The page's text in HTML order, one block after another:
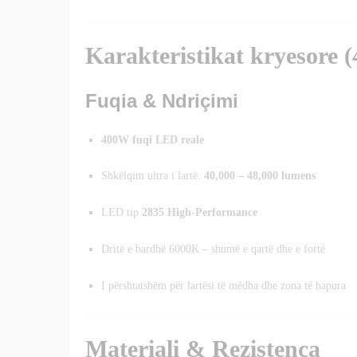
Karakteristikat kryesore
Fuqia & Ndriçimi
400W fuqi LED reale
Shkëlqim ultra i lartë: 40,000 – 48,000 lumens
LED tip 2835 High-Performance
Dritë e bardhë 6000K – shumë e qartë dhe e fortë
I përshtatshëm për lartësi të mëdha dhe zona të hapura
Materiali & Rezistenca